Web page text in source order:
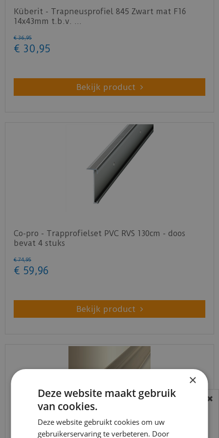
Küberit - Trapneusprofiel 845 Zwart mat F16
14x43mm t.b.v. …
€ 36,95
€ 30 ,95
Bekijk product
Co-pro - Trapprofielset PVC RVS 130cm - doos
bevat 4 stuks
€ 74,95
€ 59,96
Bekijk product
BEREIKBAARHEID
In verband met de vakantie periode zijn wij
t/m 14 augustus telefonisch helaas niet
×
Deze website maakt gebruik
van cookies.
Deze website gebruikt cookies om uw
gebruikerservaring te verbeteren. Door